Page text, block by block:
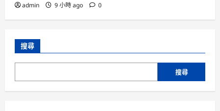
admin 9 小時 ago 0
搜尋
搜尋